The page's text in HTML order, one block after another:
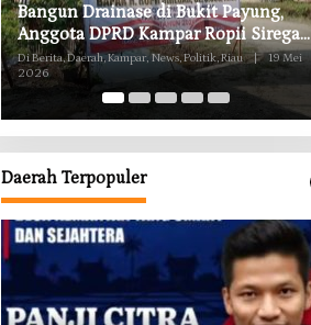
Anggota Komisi II DPRD Kampar
Ropii Siregar Minta Pemkab Bergerak
Cepat Atasi Ancaman Kekosongan
Obat demi Wujudkan Kampar Dihati
Di Berita, Daerah, Kampar, News, Politik, Riau |
19 Mei
2026
Daerah Terpopuler